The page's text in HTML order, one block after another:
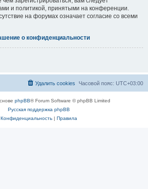
и политикой, принятыми на конференции.
на форумах означает согласие со всеми
о конфиденциальности
Часовой пояс: UTC+03:00
Удалить cookies
phpBB® Forum Software © phpBB Limited
Русская поддержка phpBB
Конфиденциальность| Правила